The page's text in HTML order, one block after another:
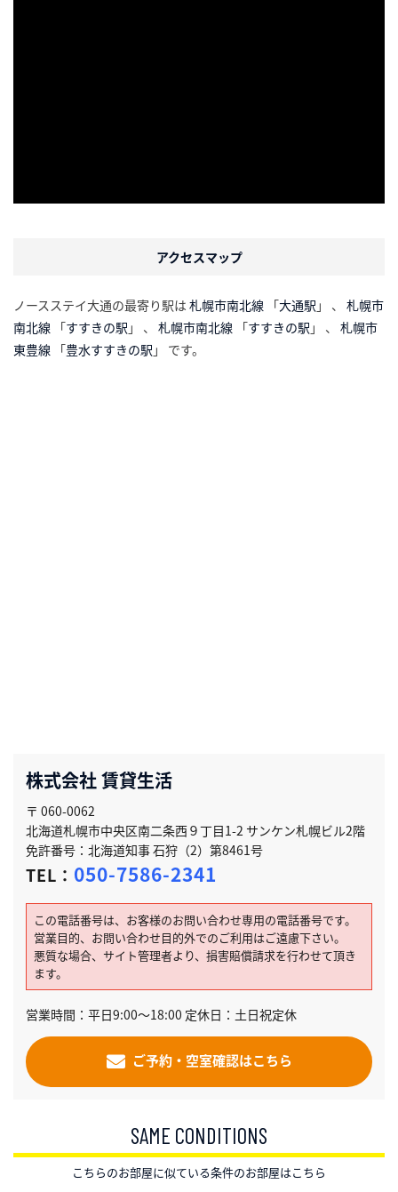
アクセスマップ
ノースステイ大通の最寄り駅は 札幌市南北線 「大通駅 」 、 札幌市
南北線 「すすきの駅 」 、 札幌市南北線 「すすきの駅 」 、 札幌市
東豊線 「豊水すすきの駅 」 です。
株式会社 賃貸生活
〒 060-0062
北海道札幌市中央区南二条西９丁目1-2 サンケン札幌ビル2階
免許番号：北海道知事 石狩（2）第8461号
TEL： 050-7586-2341
この電話番号は、お客様のお問い合わせ専用の電話番号です。
営業目的、お問い合わせ目的外でのご利用はご遠慮下さい。
悪質な場合、サイト管理者より、損害賠償請求を行わせて頂き
ます。
営業時間：平日9:00～18:00 定休日：土日祝定休
ご予約・空室確認はこちら
SAME CONDITIONS
こちらのお部屋に似ている条件のお部屋はこちら